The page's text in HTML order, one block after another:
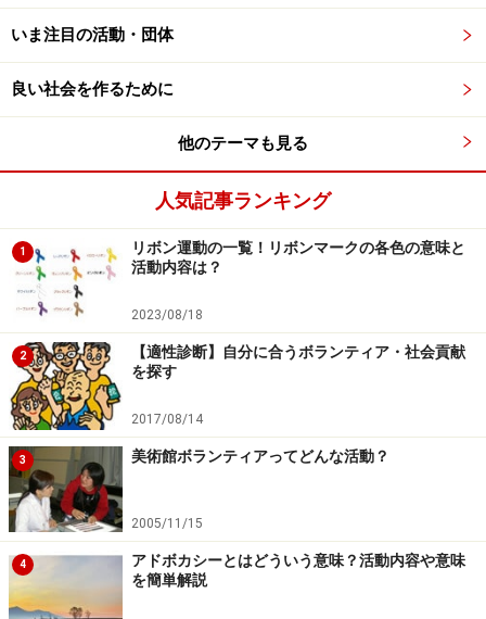
いま注目の活動・団体
良い社会を作るために
他のテーマも見る
人気記事ランキング
1
リボン運動の一覧！リボンマークの各色の意味と
活動内容は？
2023/08/18
2
【適性診断】自分に合うボランティア・社会貢献
を探す
2017/08/14
3 美術館ボランティアってどんな活動？
2005/11/15
4
アドボカシーとはどういう意味？活動内容や意味
を簡単解説